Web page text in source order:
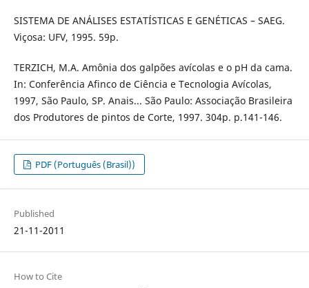
SISTEMA DE ANÁLISES ESTATÍSTICAS E GENÉTICAS – SAEG.
Viçosa: UFV, 1995. 59p.
TERZICH, M.A. Amônia dos galpões avícolas e o pH da cama.
In: Conferência Afinco de Ciência e Tecnologia Avícolas,
1997, São Paulo, SP. Anais... São Paulo: Associação Brasileira
dos Produtores de pintos de Corte, 1997. 304p. p.141-146.
PDF (Português (Brasil))
Published
21-11-2011
How to Cite